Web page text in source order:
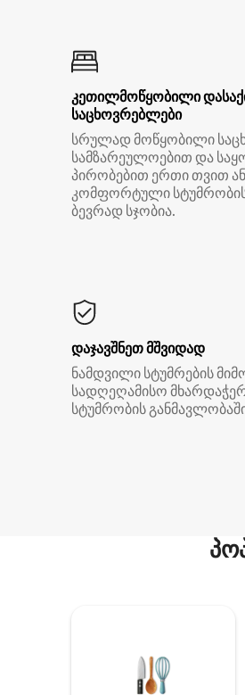
კეთილმოწყობილი
საცხოვრებლები
სრულად მოწყობილი
სამზარეულოებით და
პირობებით ერთი თვით ან
კომფორტული
ბევრად სჯობია.
დაჯავშნეთ მშვიდად
ნამდვილი სტუმრების
სადღეღამისო
სტუმრობის